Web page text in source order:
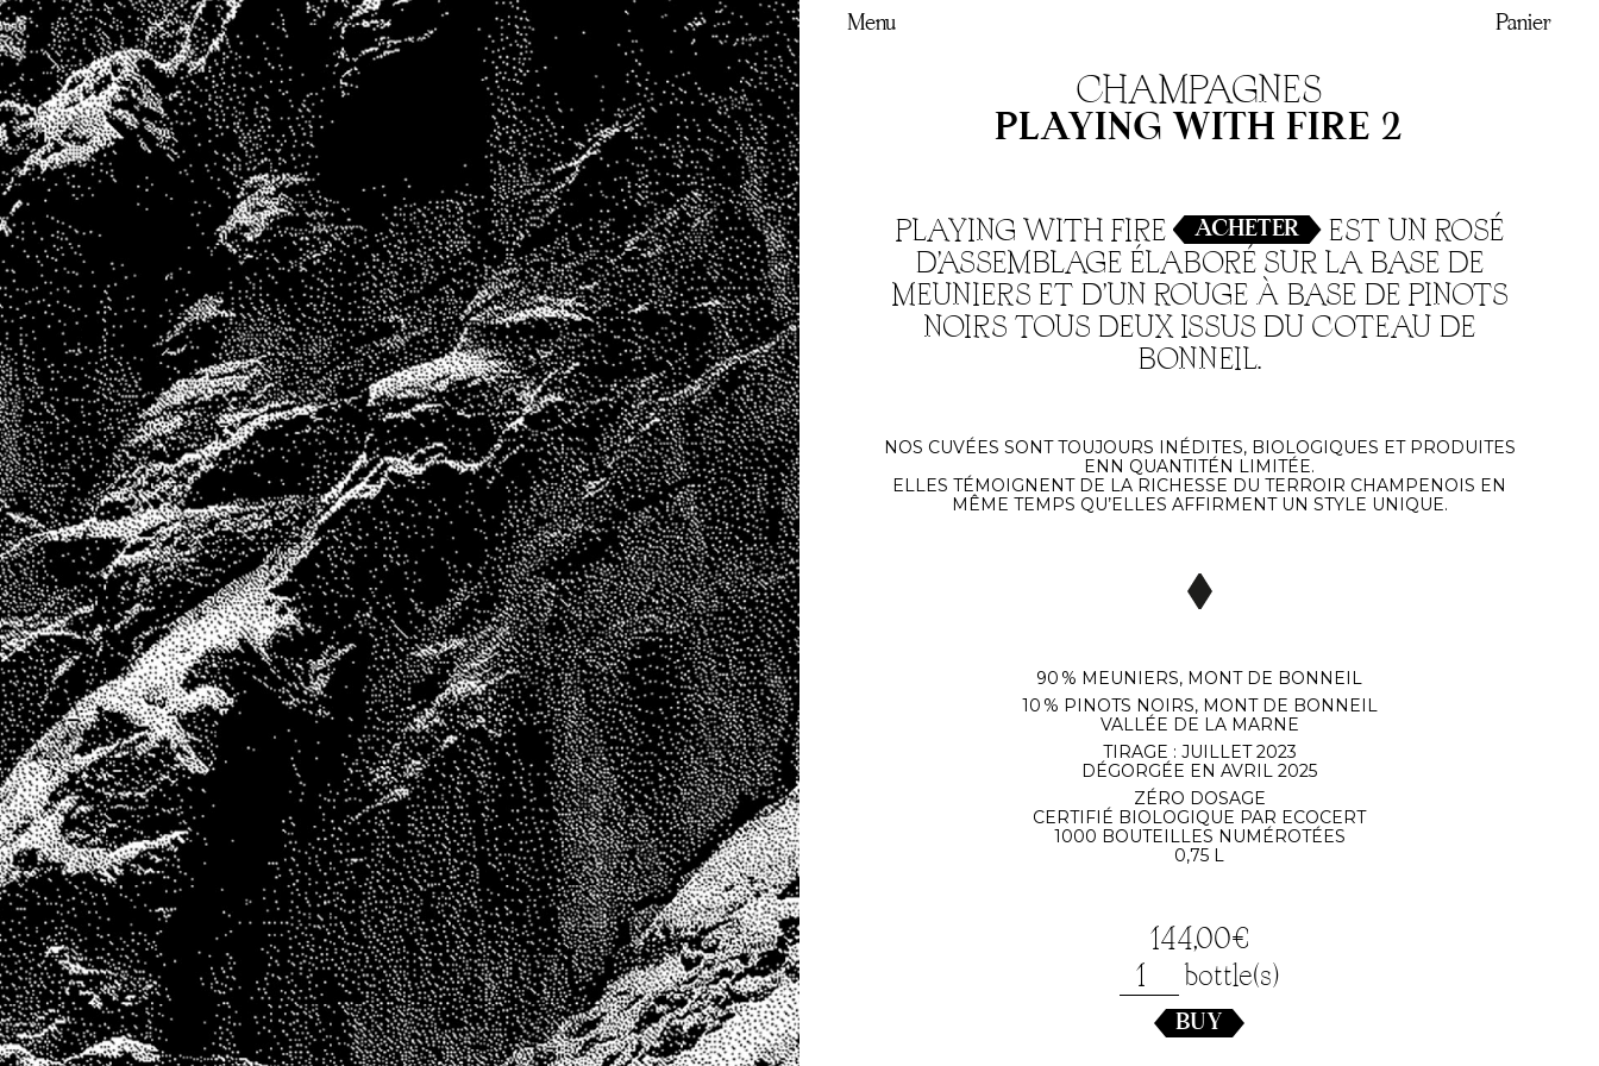
Skip
to
Skip
to
Menu Panier
CHAMPAGNES
PLAYING WITH FIRE 2
PLAYING WITH FIRE ACHETER
EST UN ROSÉ
D’ASSEMBLAGE ÉLABORÉ SUR LA BASE DE
MEUNIERS ET D’UN ROUGE À BASE DE PINOTS
NOIRS TOUS DEUX ISSUS DU COTEAU DE
BONNEIL.
NOS CUVÉES SONT TOUJOURS INÉDITES, BIOLOGIQUES ET PRODUITES
ENN QUANTITÉN LIMITÉE.
ELLES TÉMOIGNENT DE LA RICHESSE DU TERROIR CHAMPENOIS EN
MÊME TEMPS QU’ELLES AFFIRMENT UN STYLE UNIQUE.
90 % MEUNIERS, MONT DE BONNEIL
10 % PINOTS NOIRS, MONT DE BONNEIL
VALLÉE DE LA MARNE
TIRAGE : JUILLET 2023
DÉGORGÉE EN AVRIL 2025
ZÉRO DOSAGE
CERTIFIÉ BIOLOGIQUE PAR ECOCERT
1000 BOUTEILLES NUMÉROTÉES
0,75 L
144,00€
Playing
with
Fire
bottle(s)
BUY